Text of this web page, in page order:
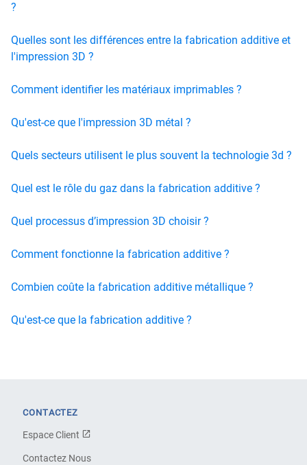
?
Quelles sont les différences entre la fabrication additive et
l'impression 3D ?
Comment identifier les matériaux imprimables ?
Qu'est-ce que l'impression 3D métal ?
Quels secteurs utilisent le plus souvent la technologie 3d ?
Quel est le rôle du gaz dans la fabrication additive ?
Quel processus d’impression 3D choisir ?
Comment fonctionne la fabrication additive ?
Combien coûte la fabrication additive métallique ?
Qu'est-ce que la fabrication additive ?
CONTACTEZ
Espace Client
Contactez Nous